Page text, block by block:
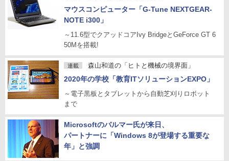
マウスコンピューター「G-Tune NEXTGEAR-
NOTE i300」
～11.6型でクアッドコアIvy BridgeとGeForce GT 6
50Mを搭載!
連載 森山和道の「ヒトと機械の境界面」
2020年の学校「教育ITソリューションEXPO」
～電子黒板とタブレットから自動芝刈りロボット
まで
Microsoftのバルマー氏が来日、
パートナーに「Windows 8が登場する重要な
年」と強調